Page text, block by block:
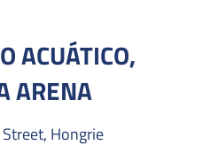
ACUÁTICO,
ARENA
Hongrie